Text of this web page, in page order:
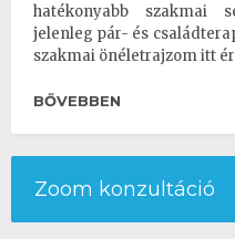
hatékonyabb szakmai
jelenleg pár- és
szakmai önéletrajzom itt
BŐVEBBEN
Zoom konzultáció